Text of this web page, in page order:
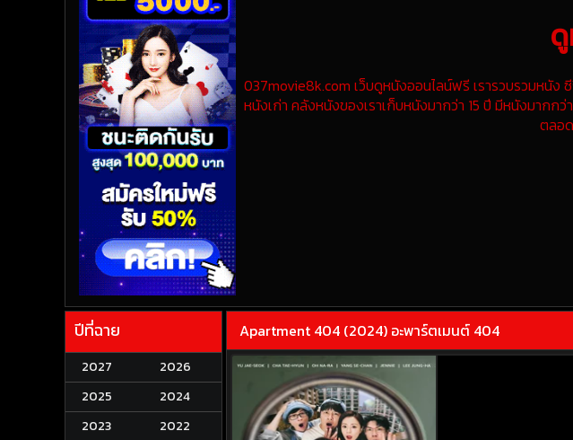
037movie8k.com เว็บดูหนังออนไลน์ฟรี เรารวบรวมหนั
หนังเก่า คลังหนังของเราเก็บหนังมากว่า 15 ปี มีหนังมากก
ตลอ
ปีที่ฉาย
2027
2026
2025
2024
2023
2022
Apartment 404 (2024) อะพาร์ตเมนต์ 404